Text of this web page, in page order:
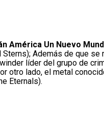
América Un Nuevo
Además de que
líder del grupo de
otro lado, el metal
Eternals).